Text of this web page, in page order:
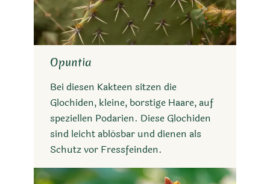
Opuntia
Bei diesen Kakteen sitzen die
Glochiden, kleine, borstige Haare, auf
speziellen Podarien. Diese Glochiden
sind leicht ablösbar und dienen als
Schutz vor Fressfeinden.